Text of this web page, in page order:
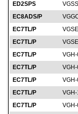
ED2SPS
EC8ADS/P
EC7TL/P
EC7TL/P
EC7TL/P
EC7TL/P
EC7TL/P
EC7TL/P
EC7TL/P